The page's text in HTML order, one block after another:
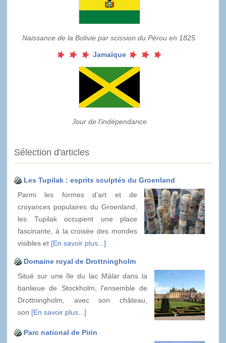
Naissance de la Bolivie par scission du Pérou en 1825.
Jamaïque
Jour de l'indépendance
Sélection d'articles
Les Tupilak : esprits sculptés du Groenland
Parmi les formes d’art et de
croyances populaires du Groenland,
les Tupilak occupent une place
fascinante, à la croisée des mondes
visibles et [En savoir plus...]
Domaine royal de Drottningholm
Situé sur une île du lac Mälar dans la
banlieue de Stockholm, l'ensemble de
Drottningholm, avec son château,
son [En savoir plus...]
Parc national de Pirin